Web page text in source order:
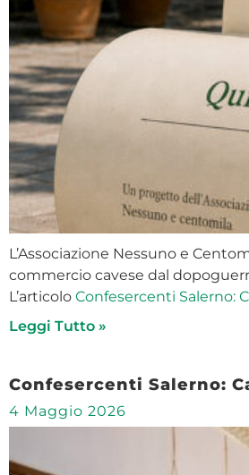
L’Associazione Nessuno e
commercio cavese dal
L’articolo Confesercenti Salerno:
Leggi Tutto »
Confesercenti Salerno:
4 Maggio 2026